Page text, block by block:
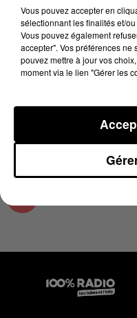
30 août 2024 - 4 min 21
L'AGENDA DU
10H39
L'AGENDA DU
Vous pouvez accepter en
sélectionnant les finalités et/
Vous pouvez également
accepter". Vos préférences
pouvez mettre à jour vos
moment via le lien "Gérer les